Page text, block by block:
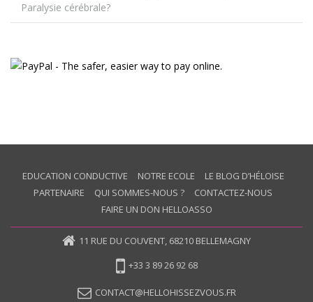
Paralysie cérébrale?
EDUCATION CONDUCTIVE NOTRE ECOLE
LE BLOG D’HÉLOISE
PARTENAIRE
QUI SOMMES-NOUS ?
CONTACTEZ-NOUS
FAIRE UN DON HELLOASSO
11 RUE DU COUVENT, 68210 BELLEMAGNY
+33 3 89 26 92 68
CONTACT@HELLOHISSEZVOUS.FR